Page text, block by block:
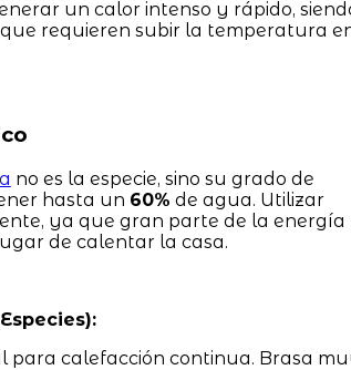
un calor intenso y rápido,
requieren subir la temperatura
no es la especie, sino su grado de
hasta un 60% de agua. Utilizar
ya que gran parte de la energía
de calentar la casa.
para calefacción continua. Brasa